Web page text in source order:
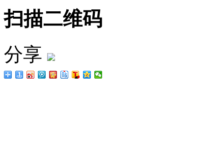
扫描二维码
分享